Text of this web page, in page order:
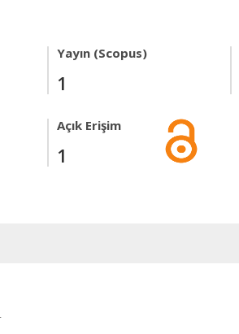
Yayın (Scopus)
1
Açık Erişim
1